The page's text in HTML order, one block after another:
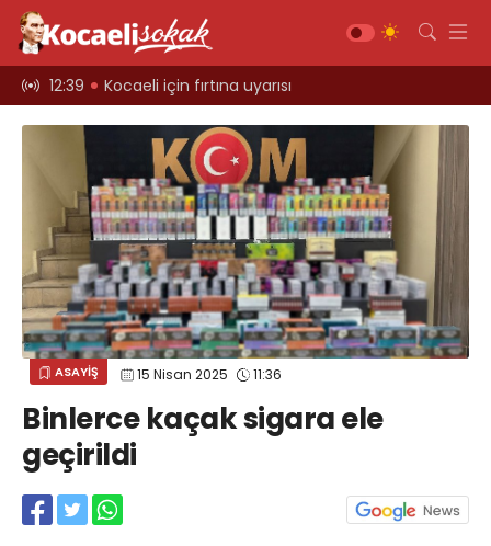
12:39 Kocaeli için fırtına uyarısı
ASAYİŞ 15 Nisan 2025 11:36
Binlerce kaçak sigara ele
geçirildi
Siyaset
Asayiş
Ekonomi
Sağlık
Magazin
Spor
Diğer
Teknoloji